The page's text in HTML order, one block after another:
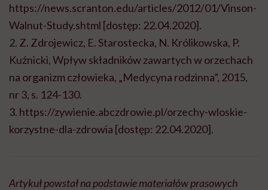
https://news.scranton.edu/articles/2012/01/Vinson-
Walnut-Study.shtml [dostęp: 22.04.2020].
2. Z. Zdrojewicz, E. Starostecka, N. Królikowska, P.
Kuźnicki, Wpływ składników zawartych w orzechach
na organizm człowieka, „Medycyna rodzinna”, 2015,
nr 3, s. 124-130.
3. https://zywienie.abczdrowie.pl/orzechy-wloskie-
korzystne-dla-zdrowia [dostęp: 22.04.2020].
Artykuł powstał na podstawie materiałów prasowych